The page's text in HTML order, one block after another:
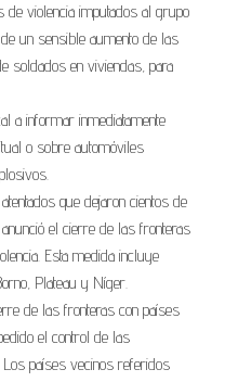
de violencia imputados al grupo
un sensible aumento de las
soldados en viviendas, para
a informar inmediatamente
o sobre automóviles
que dejaron cientos de
el cierre de las fronteras
Esta medida incluye
Plateau y Níger.
de las fronteras con países
el control de las
países vecinos referidos